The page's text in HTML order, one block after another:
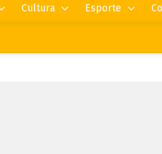
Cultura Esporte